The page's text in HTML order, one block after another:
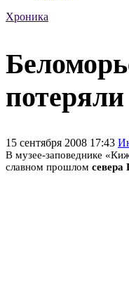
Хроника
потеряли
15 сентября 2008 17:43
В музее-заповеднике
славном прошлом севера